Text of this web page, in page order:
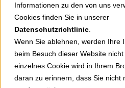
Informationen zu den von uns
Cookies finden Sie in unserer
Datenschutzrichtlinie
Wenn Sie ablehnen, werden Ihre
beim Besuch dieser Website
einzelnes Cookie wird in Ihrem
daran zu erinnern, dass Sie nicht